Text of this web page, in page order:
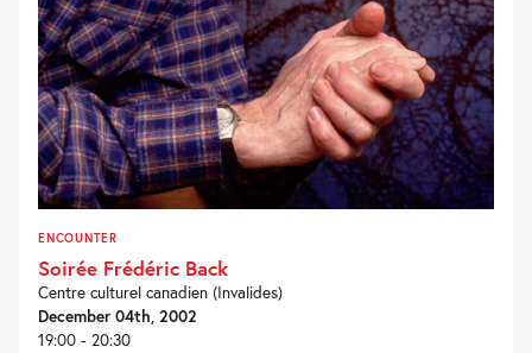
ENCOUNTER
Soirée Frédéric Back
Centre culturel canadien (Invalides)
December 04th, 2002
19:00 - 20:30